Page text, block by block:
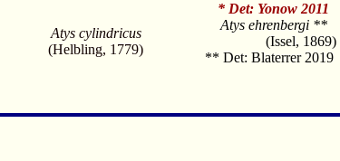
Atys cylindricus
(Helbling, 1779)
* Det: Yonow 2011
Atys ehrenbergi **
(Issel, 1869)
** Det: Blaterrer 2019